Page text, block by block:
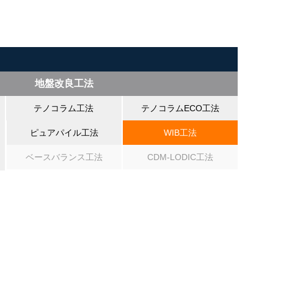
地盤改良工法
テノコラム工法 テノコラムECO工法
ピュアパイル工法 WIB工法
ベースバランス工法 CDM-LODIC工法